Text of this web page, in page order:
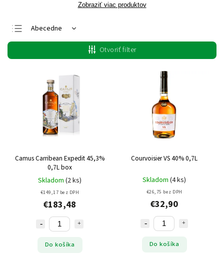
Zobraziť viac produktov
Abecedne
Najlacnejšie
Najdrahšie
Najpredávanejšie
Otvoriť filter
Camus Carribean Expedit 45,3%
0,7L box
Skladom (2 ks)
€149,17 bez DPH
€183,48
Do košíka
Courvoisier VS 40% 0,7L
Skladom (4 ks)
€26,75 bez DPH
€32,90
Do košíka